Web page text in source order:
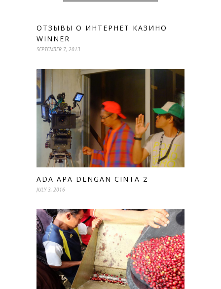
ОТЗЫВЫ О ИНТЕРНЕТ КАЗИНО
WINNER
SEPTEMBER 7, 2013
ADA APA DENGAN CINTA 2
JULY 3, 2016